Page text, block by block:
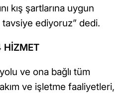
kış şartlarına uygun
tavsiye ediyoruz” dedi.
HİZMET
ve ona bağlı tüm
ve işletme faaliyetleri,